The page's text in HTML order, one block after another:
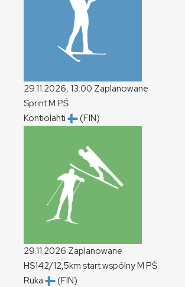
29.11.2026, 13:00 Zaplanowane
SprintM PŚ
Kontiolahti
(FIN)
29.11.2026 Zaplanowane
HS142/12,5km start wspólnyM PŚ
Ruka
(FIN)